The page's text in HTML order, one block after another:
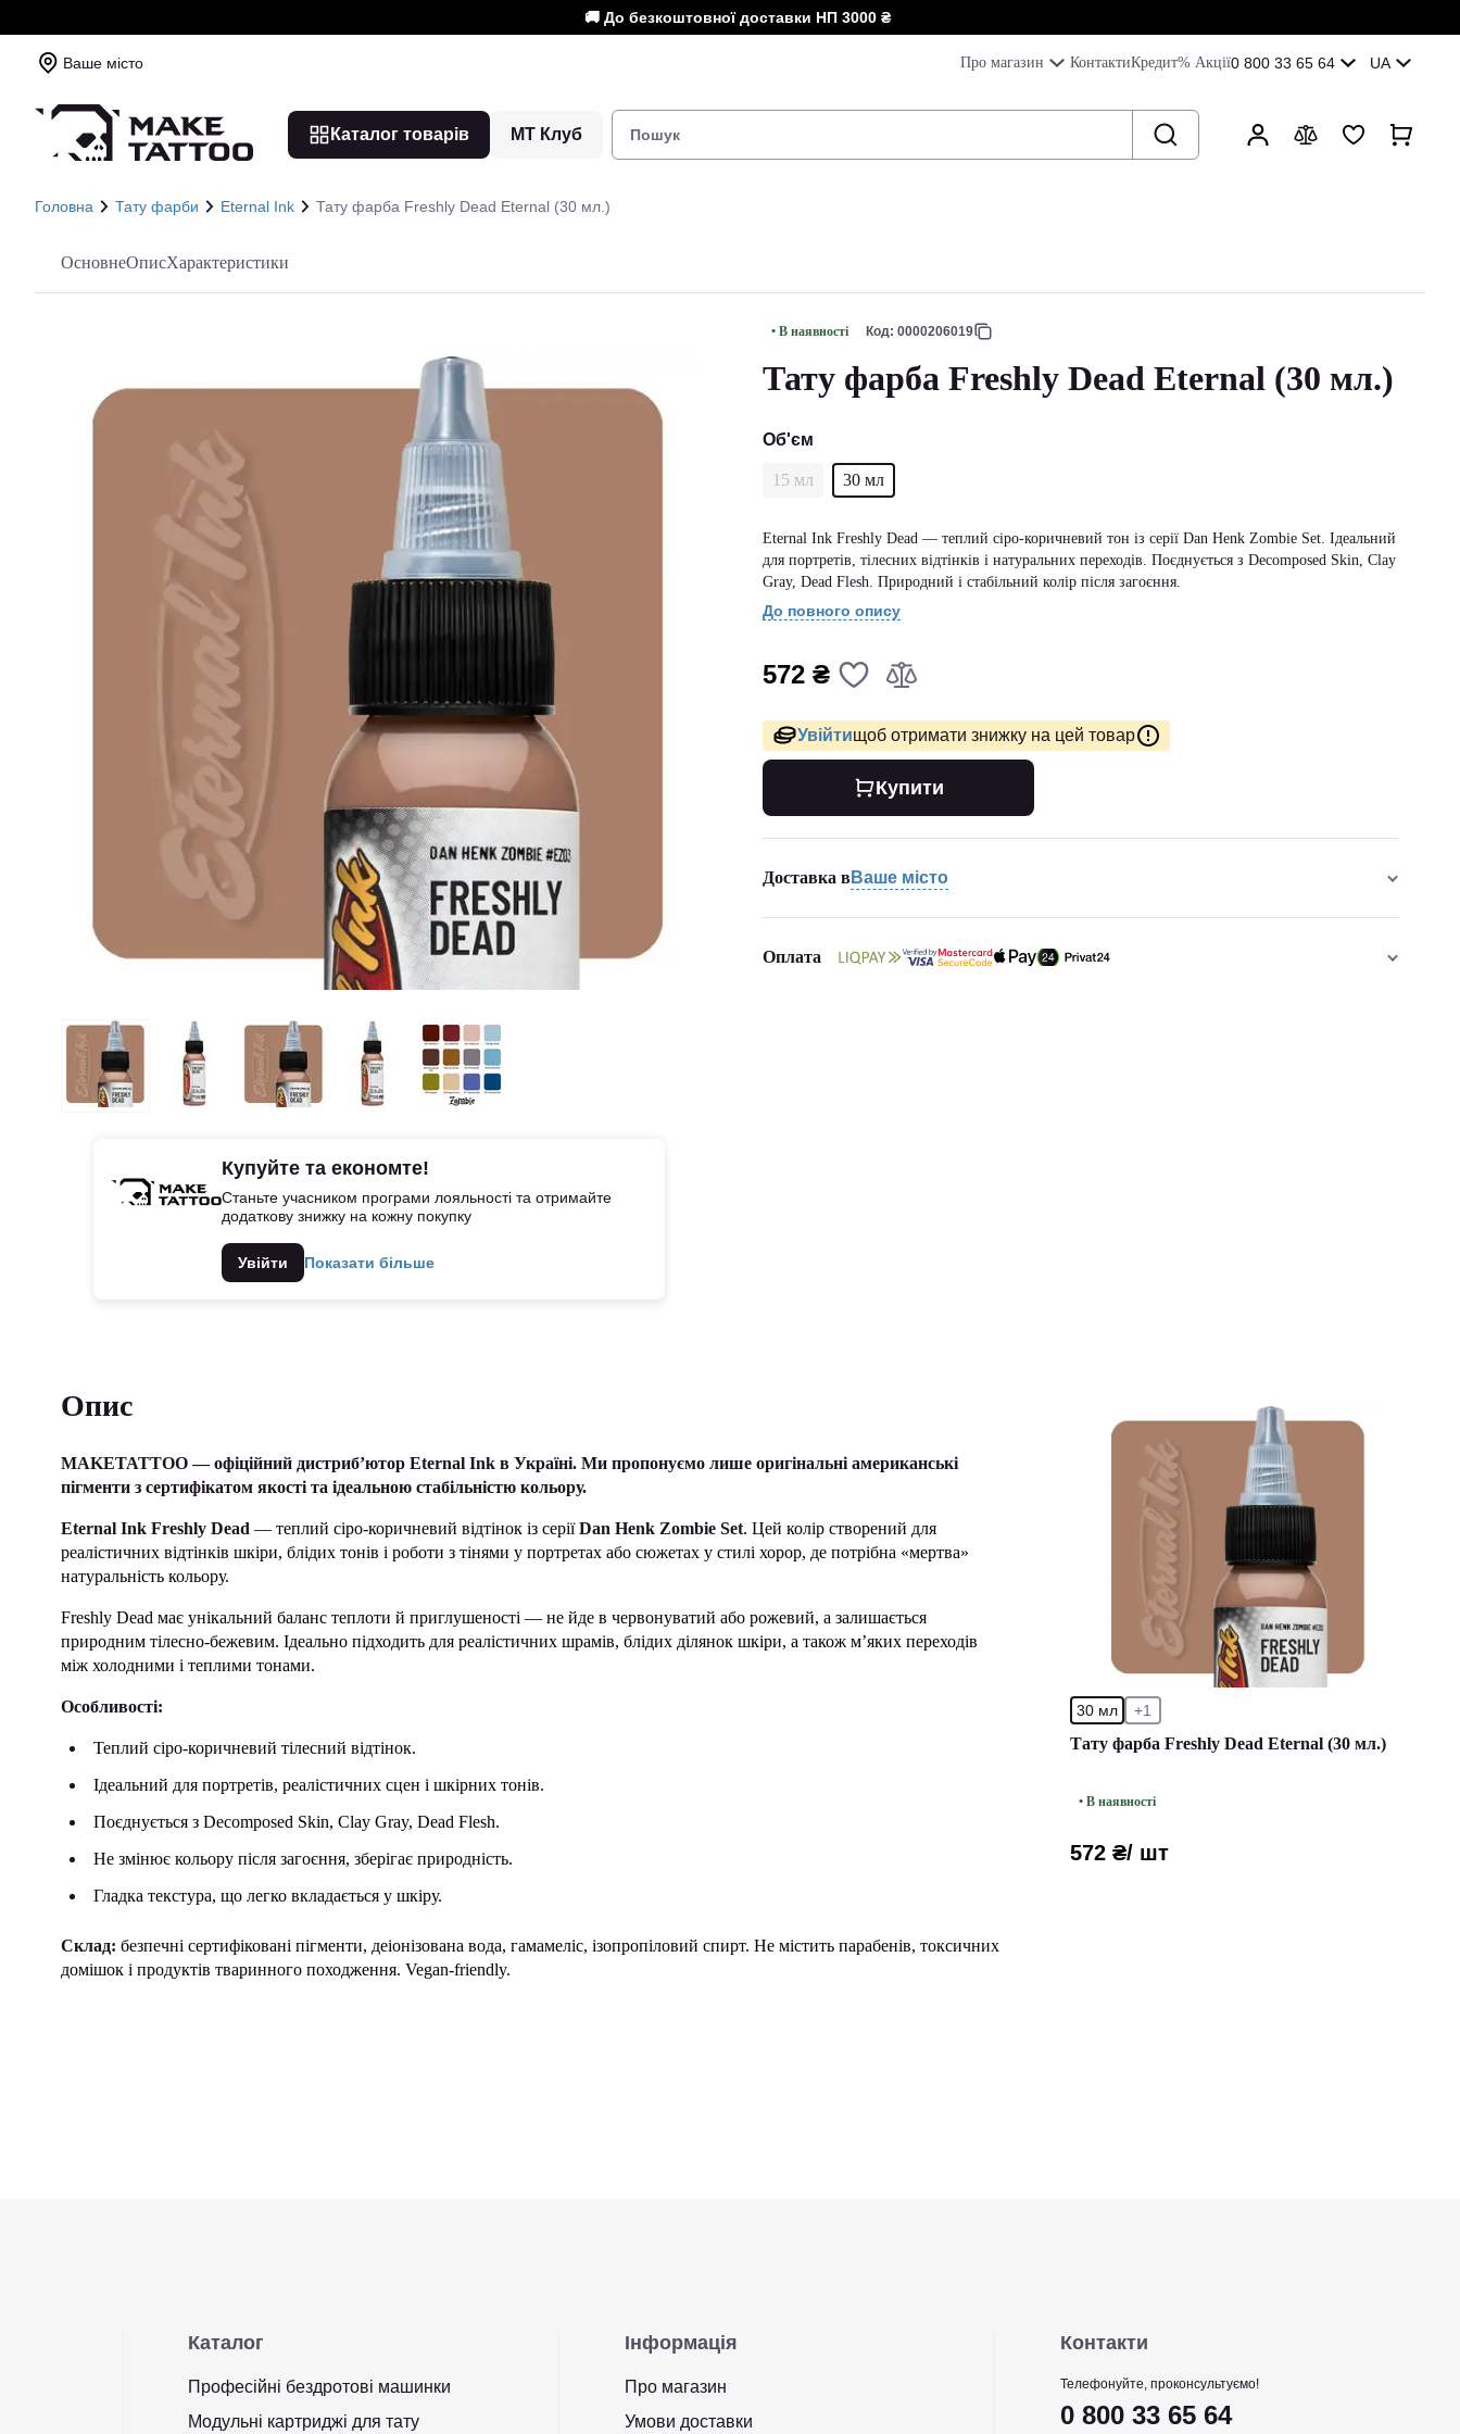
🚚 До безкоштовної доставки НП 3000 ₴
Ваше місто Про магазин КонтактиКредит% Акції0 800 33 65 64 UA
Каталог товарів МТ Клуб
Головна Тату фарби Eternal Ink Тату фарба Freshly Dead Eternal (30 мл.)
ОсновнеОписХарактеристики
Купуйте та економте!
Станьте учасником програми лояльності та отримайте
додаткову знижку на кожну покупку
Увійти Показати більше
• В наявності Код: 0000206019
Тату фарба Freshly Dead Eternal (30 мл.)
Об'єм
15 мл 30 мл
Eternal Ink Freshly Dead — теплий сіро-коричневий тон із серії Dan Henk Zombie Set. Ідеальний
для портретів, тілесних відтінків і натуральних переходів. Поєднується з Decomposed Skin, Clay
Gray, Dead Flesh. Природний і стабільний колір після загоєння.
До повного опису
572 ₴
Увійтищоб отримати знижку на цей товар
Купити
Доставка в Ваше місто
Оплата
Опис
MAKETATTOO — офіційний дистриб’ютор Eternal Ink в Україні. Ми пропонуємо лише оригінальні американські
пігменти з сертифікатом якості та ідеальною стабільністю кольору.
Eternal Ink Freshly Dead — теплий сіро-коричневий відтінок із серіїDan Henk Zombie Set. Цей колір створений для
реалістичних відтінків шкіри, блідих тонів і роботи з тінями у портретах або сюжетах у стилі хорор, де потрібна «мертва»
натуральність кольору.
Freshly Dead має унікальний баланс теплоти й приглушеності — не йде в червонуватий або рожевий, а залишається
природним тілесно-бежевим. Ідеально підходить для реалістичних шрамів, блідих ділянок шкіри, а також м’яких переходів
між холодними і теплими тонами.
Особливості:
Теплий сіро-коричневий тілесний відтінок.
Ідеальний для портретів, реалістичних сцен і шкірних тонів.
Поєднується з Decomposed Skin, Clay Gray, Dead Flesh.
Не змінює кольору після загоєння, зберігає природність.
Гладка текстура, що легко вкладається у шкіру.
Склад: безпечні сертифіковані пігменти, деіонізована вода, гамамеліс, ізопропіловий спирт. Не містить парабенів, токсичних
домішок і продуктів тваринного походження. Vegan-friendly.
30 мл +1
Тату фарба Freshly Dead Eternal (30 мл.)
• В наявності
572 ₴/ шт
Каталог
Професійні бездротові машинки
Модульні картриджі для тату
Інформація
Про магазин
Умови доставки
Контакти
Телефонуйте, проконсультуємо!
0 800 33 65 64